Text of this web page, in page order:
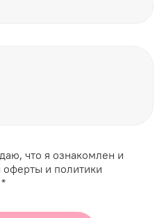
что я ознакомлен и
оферты и политики